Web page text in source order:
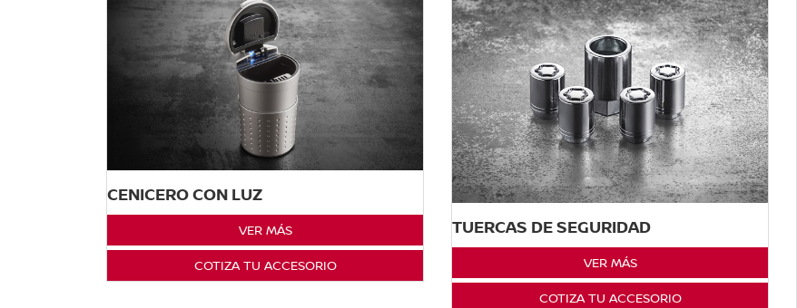
CENICERO CON LUZ
VER MÁS
COTIZA TU ACCESORIO
TUERCAS DE SEGURIDAD
VER MÁS
COTIZA TU ACCESORIO